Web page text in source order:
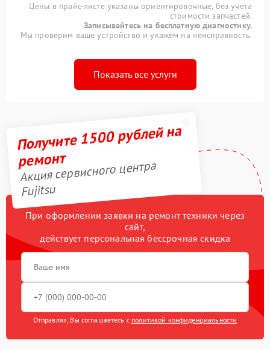
Цены в прайс-листе указаны ориентировочные, без учета
стоимости запчастей.
Записывайтесь на бесплатную диагностику.
Мы проверим ваше устройство и укажем на неисправность.
Показать все услуги
Получите 1500 рублей на
ремонт
Акция сервисного центра
Fujitsu
При оформлении заявки на ремонт техники через
сайт,
действует персональная бессрочная скидка
Отправляя, Вы соглашаетесь с политикой конфиденциальности